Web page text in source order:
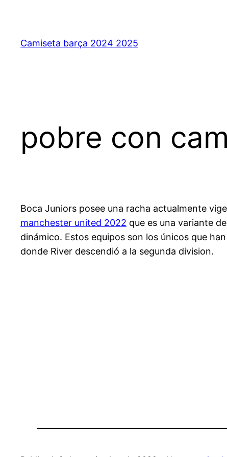
contenido
Camiseta barça 2024 2025
pobre con
Boca Juniors posee una racha actualmente
manchester united 2022 que es una variante
dinámico. Estos equipos son los únicos que
donde River descendió a la segunda division.